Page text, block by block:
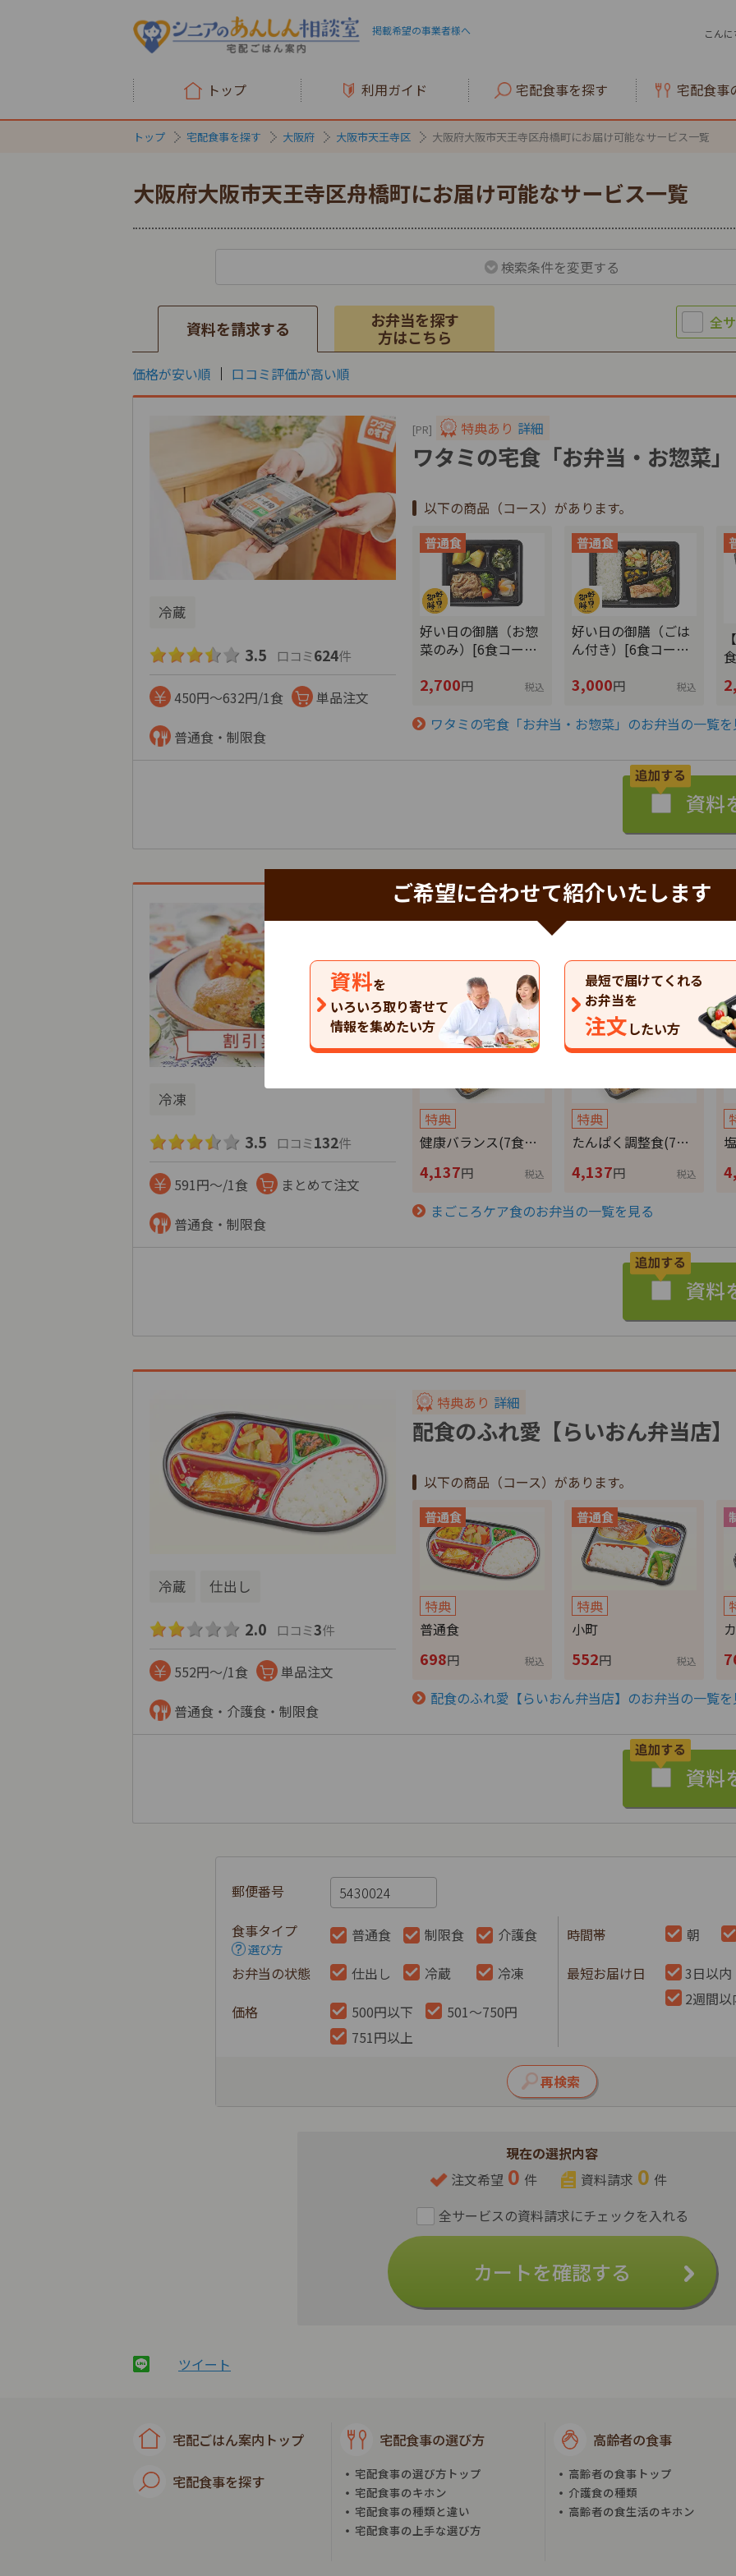
掲載希望の事業者様へ こん
トップ 利用ガイド 宅配食事を探す 宅配食事
トップ 宅配食事を探す 大阪府 大阪市天王寺区 大阪府大阪市天王寺区舟橋町にお届け可能なサービス一覧
ご希望に合わせて紹介いたします
資料を
いろいろ取り寄せて
情報を集めたい方
最短で届けてくれる
お弁当を
注文したい方
大阪府大阪市天王寺区舟橋町にお届け可能なサービス一覧
検索条件を変更する
資料を請求する
お弁当を探す
方はこちら
価格が安い順 口コミ評価が高い順
[PR] 特典あり 詳細
ワタミの宅食「お弁当・お惣菜」
冷蔵
3.5 口コミ624件
450円～632円/1食
単品注文
普通食・制限食
以下の商品（コース）があります。
好い日の御膳（お惣
菜のみ）[6食コー…
2,700円 税込
好い日の御膳（ごは
ん付き）[6食コー…
3,000円 税込
ワタミの宅食「お弁当・お惣菜」のお弁当の一覧
まごころケア食
冷凍
3.5 口コミ132件
591円～/1食
まとめて注文
普通食・制限食
以下の商品（コース）があります。
特典
健康バランス(7食…
4,137円 税込
特典
たんぱく調整食(7…
4,137円 税込
まごころケア食のお弁当の一覧を見る
特典あり 詳細
配食のふれ愛【らいおん弁当店】
冷蔵 仕出し
2.0 口コミ3件
552円～/1食
単品注文
普通食・介護食・制限食
以下の商品（コース）があります。
特典
普通食
698円 税込
特典
小町
552円 税込
配食のふれ愛【らいおん弁当店】のお弁当の一覧
現在の選択内容
注文希望 0 件 資料請求 0 件
カートを確認する
郵便番号
食事タイプ
選び方
普通食 制限食
介護食
お弁当の状態
仕出し 冷蔵 冷凍
時間帯 朝
価格 500円以下
501～750円
751円以上
最短お届け日
3日以内
2週間以
ツイート
宅配ごはん案内トップ
宅配食事を探す
宅配食事の選び方
宅配食事の選び方トップ
宅配食事のキホン
宅配食事の種類と違い
宅配食事の上手な選び方
高齢者の食事
高齢者の食事トップ
介護食の種類
高齢者の食生活のキホン